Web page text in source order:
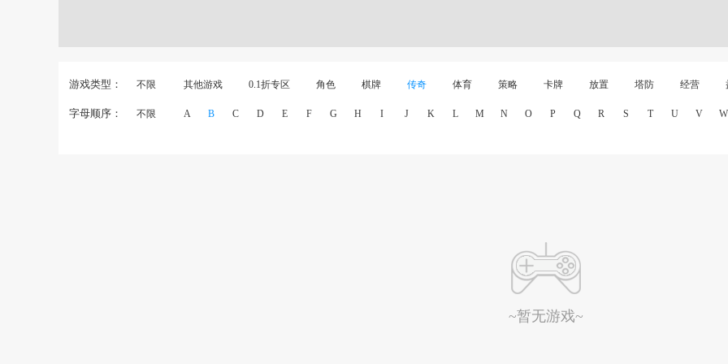
游戏类型： 不限 其他游戏 0.1折专区 角色 棋牌 传奇 体育 策略 卡牌 放置 塔防 经营
字母顺序： 不限 A B C D E F G H I J K L M N O P Q R S T U V W
~暂无游戏~